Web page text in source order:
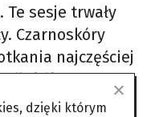
Te sesje trwały
Czarnoskóry
najczęściej
w
dzięki którym